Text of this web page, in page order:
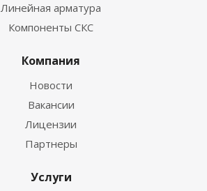
Линейная арматура
Компоненты СКС
Компания
Новости
Вакансии
Лицензии
Партнеры
Услуги